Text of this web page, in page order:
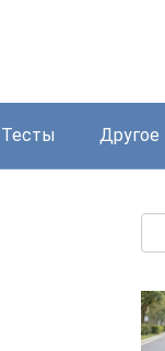
Тесты Другое